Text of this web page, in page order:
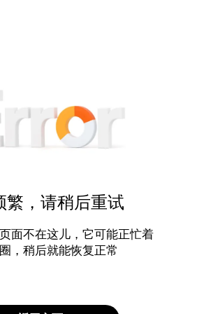
繁，请稍后重试
面不在这儿，它可能正忙着
，稍后就能恢复正常